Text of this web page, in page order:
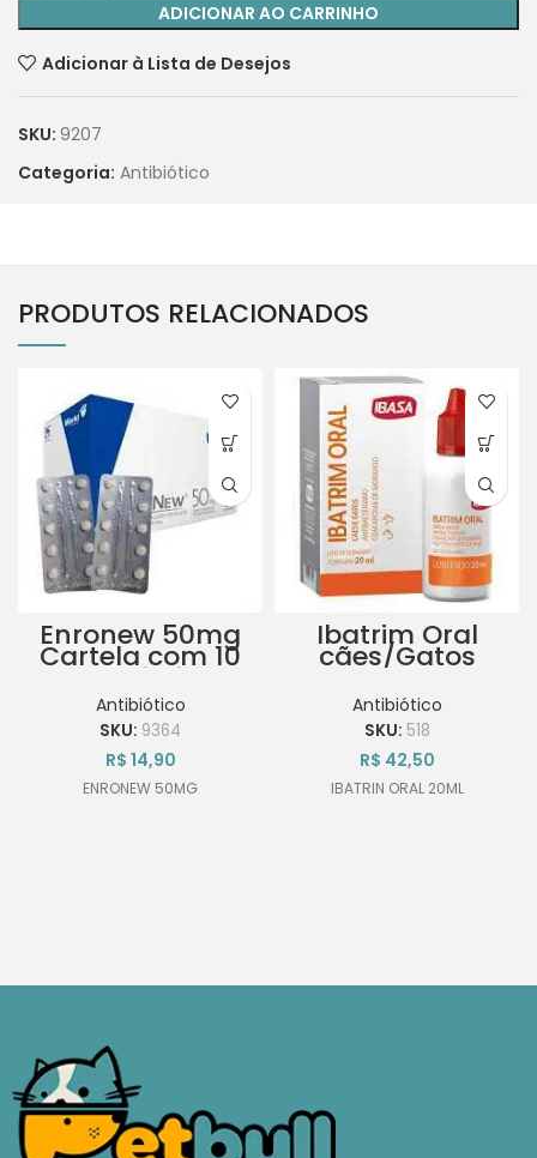
ADICIONAR AO CARRINHO
Adicionar à Lista de Desejos
SKU: 9207
Categoria: Antibiótico
PRODUTOS RELACIONADOS
Enronew 50mg
Cartela com 10
Comprimidos
Antibiótico
SKU: 9364
R$ 14,90
ENRONEW 50MG
Ibatrim Oral
cães/Gatos
20ml Ibasa
Antibacteriano
Antibiótico
SKU: 518
R$ 42,50
IBATRIN ORAL 20ML